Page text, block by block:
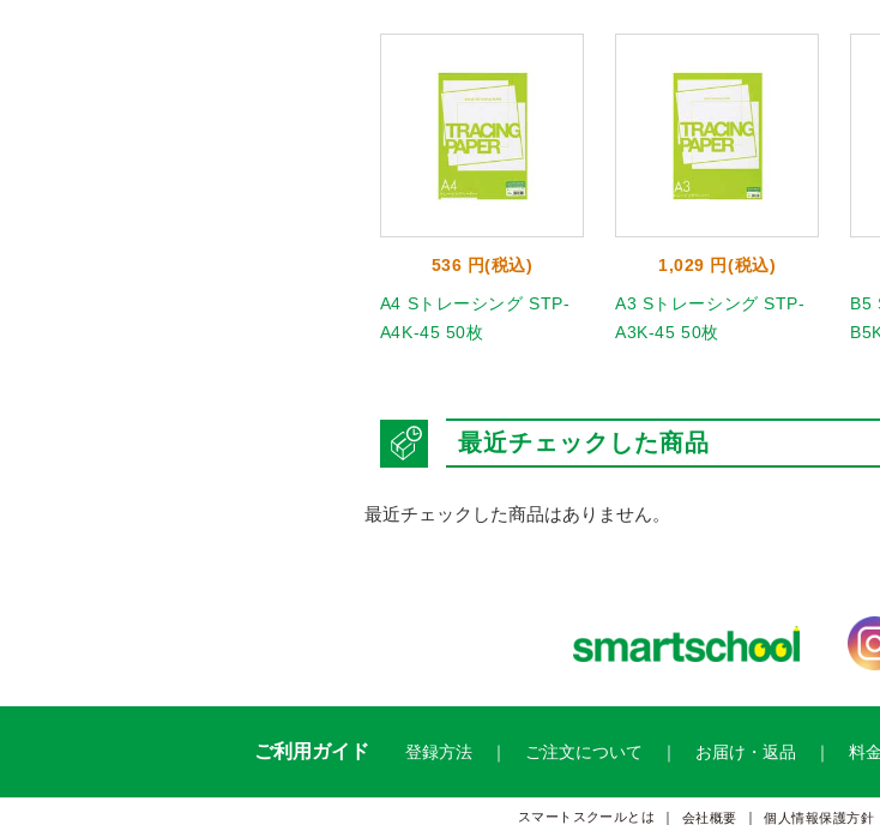
536 円(税込)
A4 Sトレーシング STP-
A4K-45 50枚
1,029 円(税込)
A3 Sトレーシング STP-
A3K-45 50枚
B5
最近チェックした商品
最近チェックした商品はありません。
ご利用ガイド 登録方法 ご注文について お届け・返品 料
スマートスクールとは 会社概要 個人情報保護方針